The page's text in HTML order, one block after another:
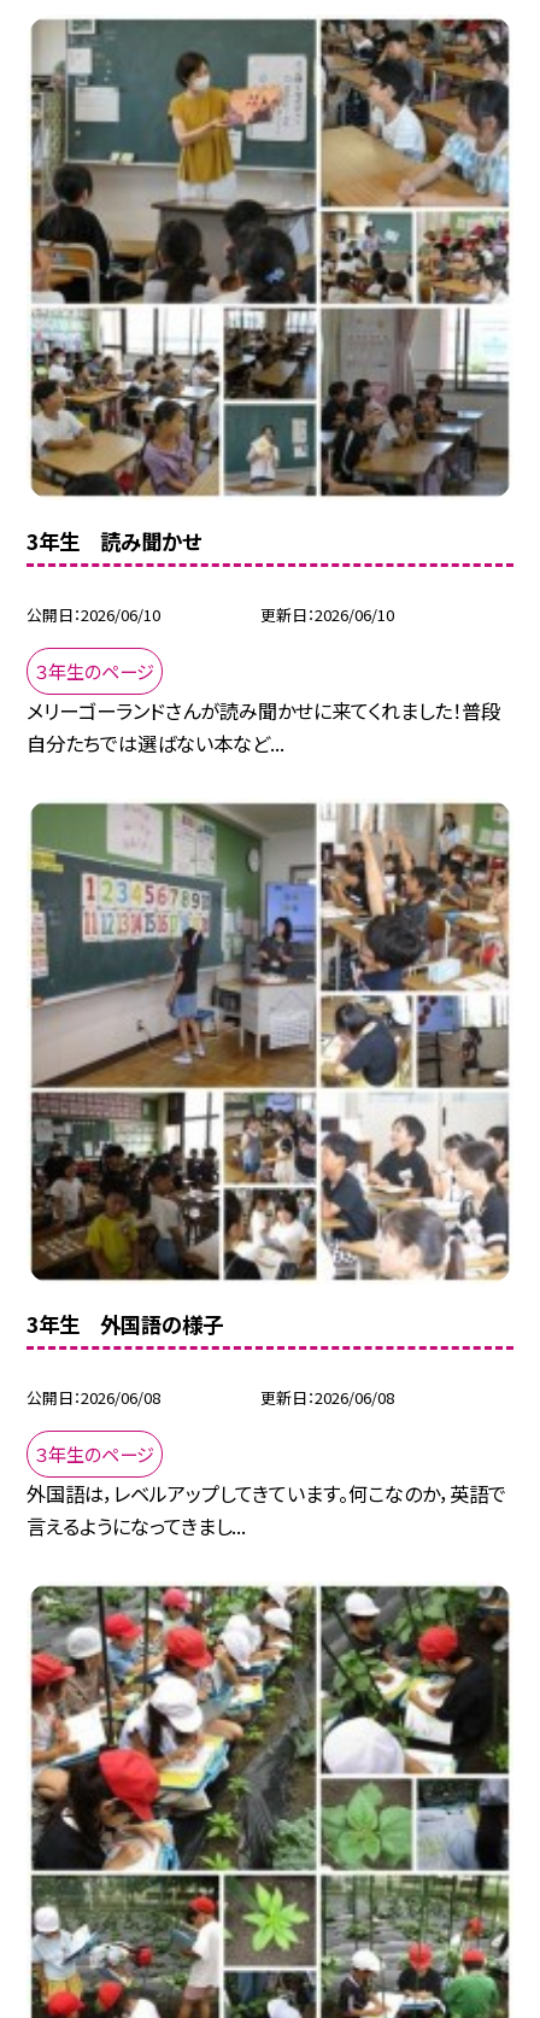
3年生 読み聞かせ
公開日 2026/06/10 更新日 2026/06/10
３年生のページ
メリーゴーランドさんが読み聞かせに来てくれました！普段
自分たちでは選ばない本など...
3年生 外国語の様子
公開日 2026/06/08 更新日 2026/06/08
３年生のページ
外国語は，レベルアップしてきています。何こなのか，英語で
言えるようになってきまし...